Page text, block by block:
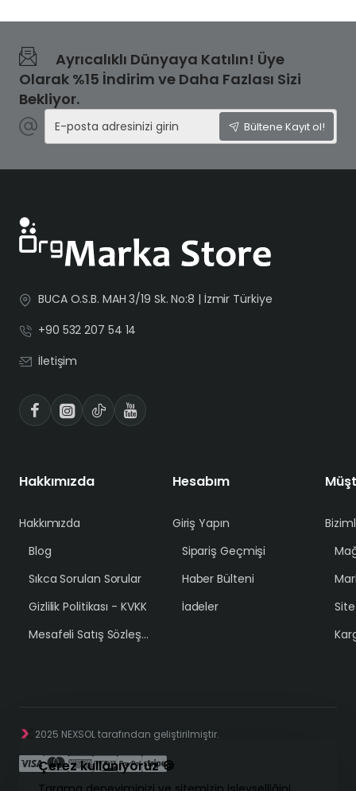
Çerez kullanıyoruz 🍪
Ayrıcalıklı Dünyaya Katılın! Üye
Olarak %15 İndirim ve Daha Fazlası Sizi
Bekliyor.
E-
posta
adresinizi
Bültene Kayıt ol!
BUCA O.S.B. MAH 3/19 Sk. No:8 | İzmir Türkiye
+90 532 207 54 14
İletişim
Hakkımızda
Hakkımızda
Blog
Sıkca Sorulan Sorular
Gizlilik Politikası - KVKK
Mesafeli Satış Sözleşmesi
Hesabım
Giriş Yapın
Sipariş Geçmişi
Haber Bülteni
İadeler
2025 NEXSOL tarafından geliştirilmiştir.